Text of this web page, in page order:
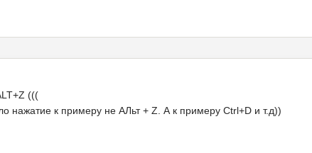
(((
нажатие к примеру не АЛьт + Z. А к примеру Ctrl+D и т.д))